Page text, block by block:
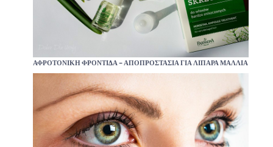
ΑΦΡΟΤΟΝΙΚΉ ΦΡΟΝΤΊΔΑ – ΑΠΟΠΡΟΣΤΑΣΊΑ ΓΙΑ ΛΙΠΑΡΆ ΜΑΛΛΙΆ